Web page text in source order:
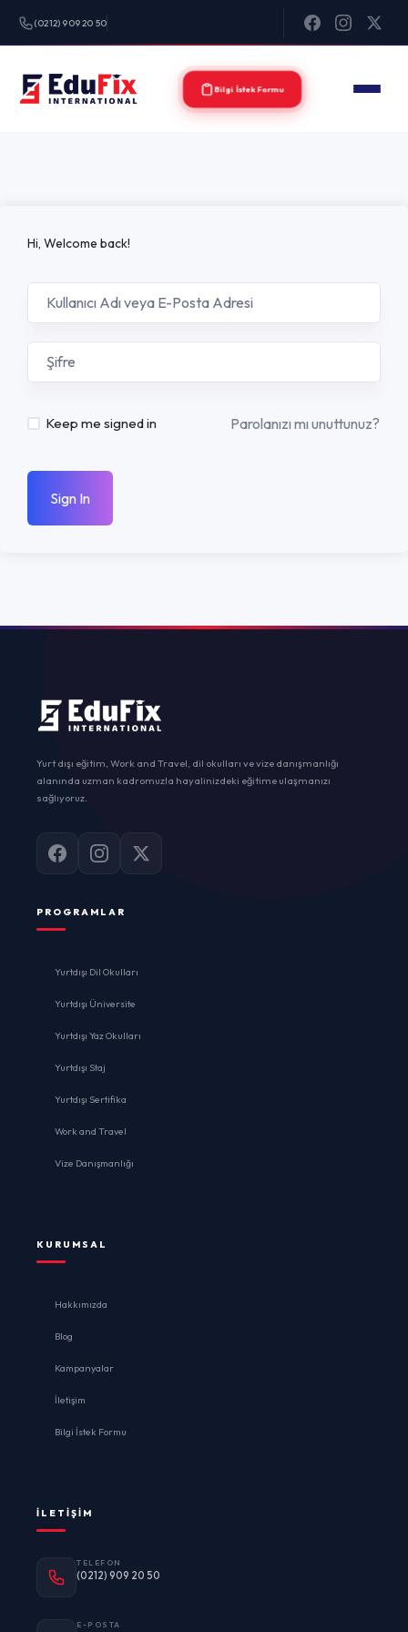
(0212) 909 20 50
Bilgi İstek Formu
Hi, Welcome back!
Keep me signed in Parolanızı mı unuttunuz?
Sign In
Yurt dışı eğitim, Work and Travel, dil okulları ve vize danışmanlığı
alanında uzman kadromuzla hayalinizdeki eğitime ulaşmanızı
sağlıyoruz.
PROGRAMLAR
Yurtdışı Dil Okulları
Yurtdışı Üniversite
Yurtdışı Yaz Okulları
Yurtdışı Staj
Yurtdışı Sertifika
Work and Travel
Vize Danışmanlığı
KURUMSAL
Hakkımızda
Blog
Kampanyalar
İletişim
Bilgi İstek Formu
İLETIŞIM
TELEFON
(0212) 909 20 50
E-POSTA